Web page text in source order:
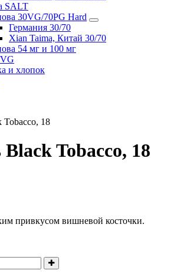
SALT
30VG/70PG Hard
Германия 30/70
Xian Taima, Китай 30/70
54 мг и 100 мг
и хлопок
18
Tobacco, 18
привкусом вишневой косточки.